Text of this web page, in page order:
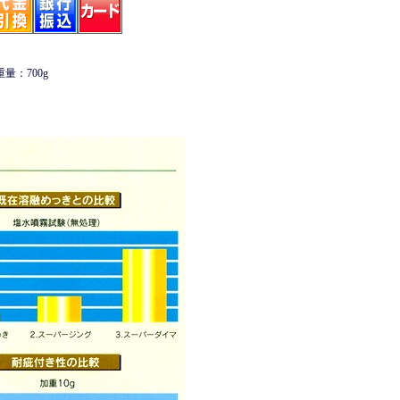
量：700g